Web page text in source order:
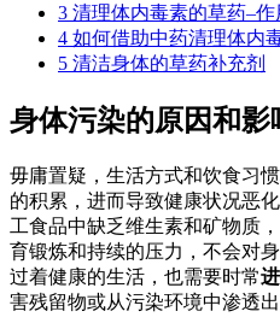
3 清理体内毒素的草药–作
4 如何借助中药清理体内
5 清洁身体的草药补充剂
身体污染的原因和影
毋庸置疑，生活方式和饮食习
的积累，进而导致健康状况恶
工食品中缺乏维生素和矿物质
育锻炼和持续的压力，不会对
过着健康的生活，也需要时常
害残留物或从污染环境中渗透